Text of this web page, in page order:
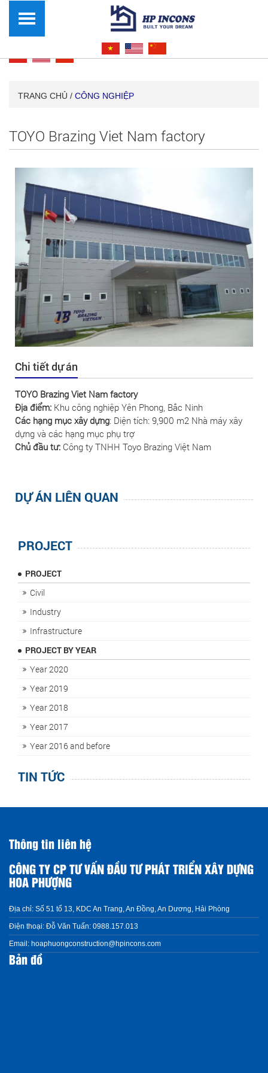
TRANG CHỦ / CÔNG NGHIỆP
TOYO Brazing Viet Nam factory
Chi tiết dự án
TOYO Brazing Viet Nam factory
Địa điểm: Khu công nghiệp Yên Phong, Bắc Ninh
Các hạng mục xây dựng: Diện tích: 9,900 m2 Nhà máy xây
dựng và các hạng mục phụ trợ
Chủ đầu tư: Công ty TNHH Toyo Brazing Việt Nam
DỰ ÁN LIÊN QUAN
PROJECT
PROJECT
Civil
Industry
Infrastructure
PROJECT BY YEAR
Year 2020
Year 2019
Year 2018
Year 2017
Year 2016 and before
TIN TỨC
Thông tin liên hệ
CÔNG TY CP TƯ VẤN ĐẦU TƯ PHÁT TRIỂN XÂY DỰNG
HOA PHƯỢNG
Địa chỉ: Số 51 tổ 13, KDC An Trang, An Đồng, An Dương, Hải Phòng
Điện thoại: Đỗ Văn Tuấn: 0988.157.013
Email: hoaphuongconstruction@hpincons.com
Bản đồ